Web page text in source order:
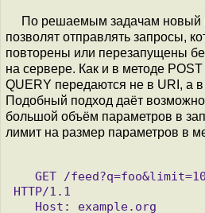
По решаемым задачам новый
позволят отправлять запросы,
повторены или перезапущены
на сервере. Как и в методе
QUERY передаются не в URI, а в
Подобный подход даёт
большой объём параметров в
лимит на размер параметров в
HTTP/1.1